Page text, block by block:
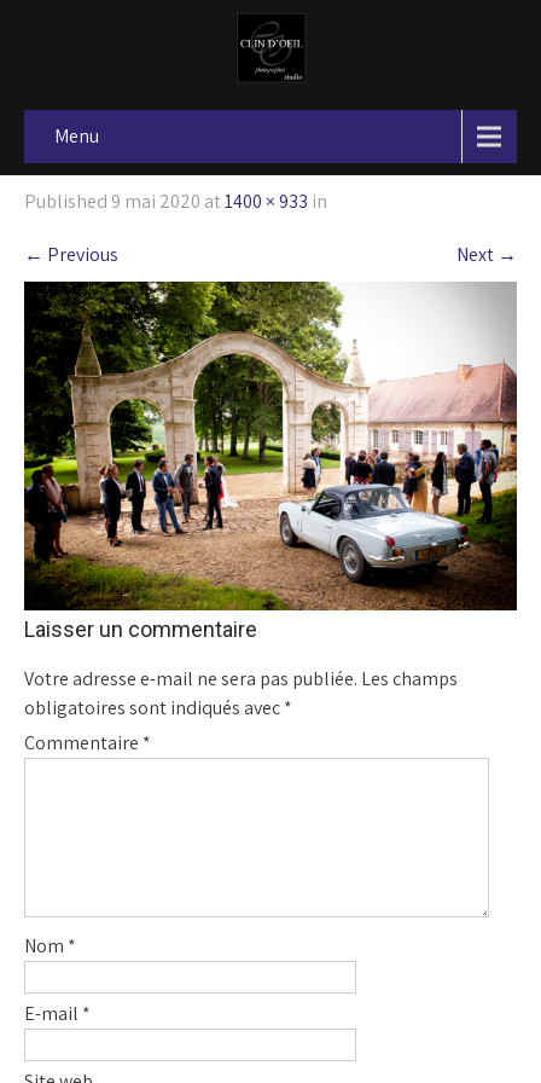
Menu
Published 9 mai 2020 at1400 × 933 in
← Previous Next →
Laisser un commentaire
Votre adresse e-mail ne sera pas publiée. Les champs
obligatoires sont indiqués avec*
Commentaire *
Nom *
E-mail *